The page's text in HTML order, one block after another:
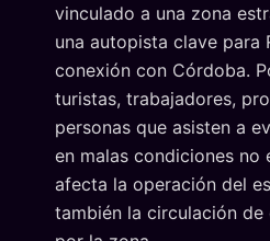
vinculado a una zona
una autopista clave para
conexión con Córdoba.
turistas, trabajadores,
personas que asisten a
en malas condiciones no
afecta la operación del
también la circulación de